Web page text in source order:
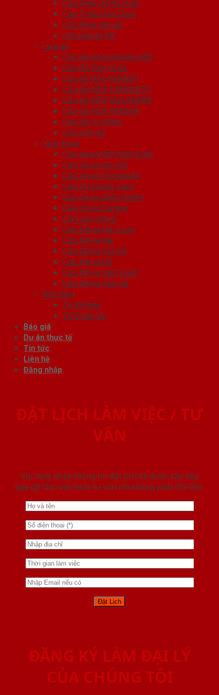
Cửa thép chống cháy
Cửa Thép Hàn Quốc
Cửa thép vân gỗ
Cửa vân gỗ 5D
Cửa gỗ
Cửa gỗ công nghiệp HDF
Cửa Gỗ Hàn Quốc
Cửa gỗ HDF VENEER
Cửa gỗ MDF LAMINATE
Cửa gỗ MDF MELAMINE
Cửa gỗ MDF VENEER
Cửa gỗ tự nhiên
Cửa vòm gỗ
Cửa nhựa
Cửa nhựa ABS Hàn Quốc
Cửa nhựa cao cấp
Cửa nhựa Composite
Cửa nhựa Đài Loan
Cửa nhựa ghép thanh
Cửa nhựa Sungyu
Cửa vòm nhựa
Cửa Nhựa Đài Loan
Cửa Nhựa Đẹp
Cửa Nhựa Giả Gỗ
Cửa Nhựa Gỗ
Cửa Nhựa Hàn Quốc
Cửa Nhựa Vân Gỗ
Nội thất
Tủ Kệ Bếp
Tủ Quần Áo
Báo giá
Dự án thực tế
Tin tức
Liên hệ
Đăng nhập
ĐẶT LỊCH LÀM VIỆC / TƯ
VẤN
Vui lòng nhập thông tin đặt lịch để được sắp xếp
gặp gỡ làm việc hoăc tư vấn mà không phải chờ đợi.
ĐĂNG KÝ LÀM ĐẠI LÝ
CỦA CHÚNG TÔI